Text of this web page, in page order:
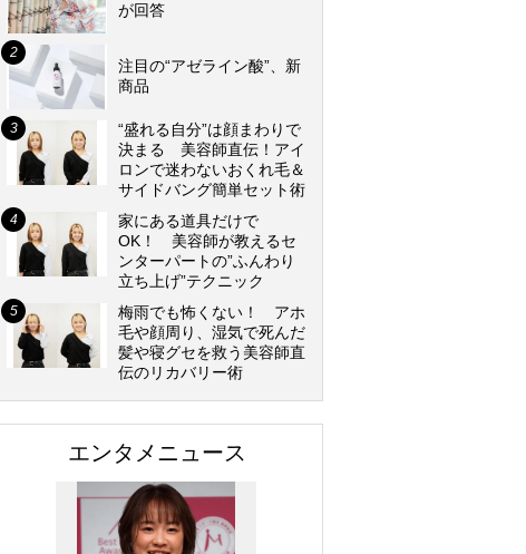
が回答
注目の“アゼライン酸”、新
商品
“盛れる自分”は顔まわりで
決まる 美容師直伝！アイ
ロンで迷わないおくれ毛＆
サイドバング簡単セット術
家にある道具だけで
OK！ 美容師が教えるセ
ンターパートの”ふんわり
立ち上げ”テクニック
梅雨でも怖くない！ アホ
毛や顔周り、湿気で死んだ
髪や寝グセを救う美容師直
伝のリカバリー術
エンタメニュース